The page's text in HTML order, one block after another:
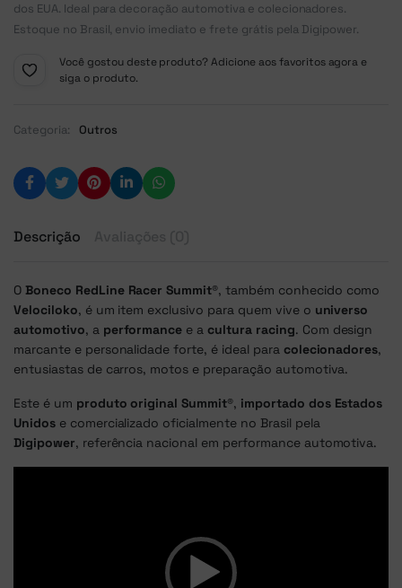
dos EUA. Ideal para decoração automotiva e colecionadores.
Estoque no Brasil, envio imediato e frete grátis pela Digipower.
Você gostou deste produto? Adicione aos favoritos agora e
siga o produto.
Categoria: Outros
Descrição
O Boneco RedLine Racer Summit®, também conhecido como
Velociloko, é um item exclusivo para quem vive o universo
automotivo, a performance e a cultura racing. Com design
marcante e personalidade forte, é ideal para colecionadores,
entusiastas de carros, motos e preparação automotiva.
Este é um produto original Summit®, importado dos Estados
Unidose comercializado oficialmente no Brasil pela
Digipower, referência nacional em performance automotiva.